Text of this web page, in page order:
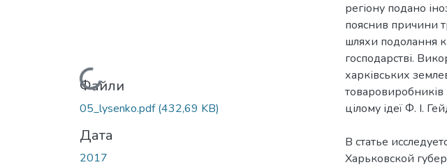
Вантажиться...
Файли
05_lysenko.pdf(432,69 KB)
Дата
2017
регіону подано
пояснив причини
шляхи подолання
господарстві.
харківських
товаровиробників
цілому ідеї Ф. І.
В статье
Харьковской